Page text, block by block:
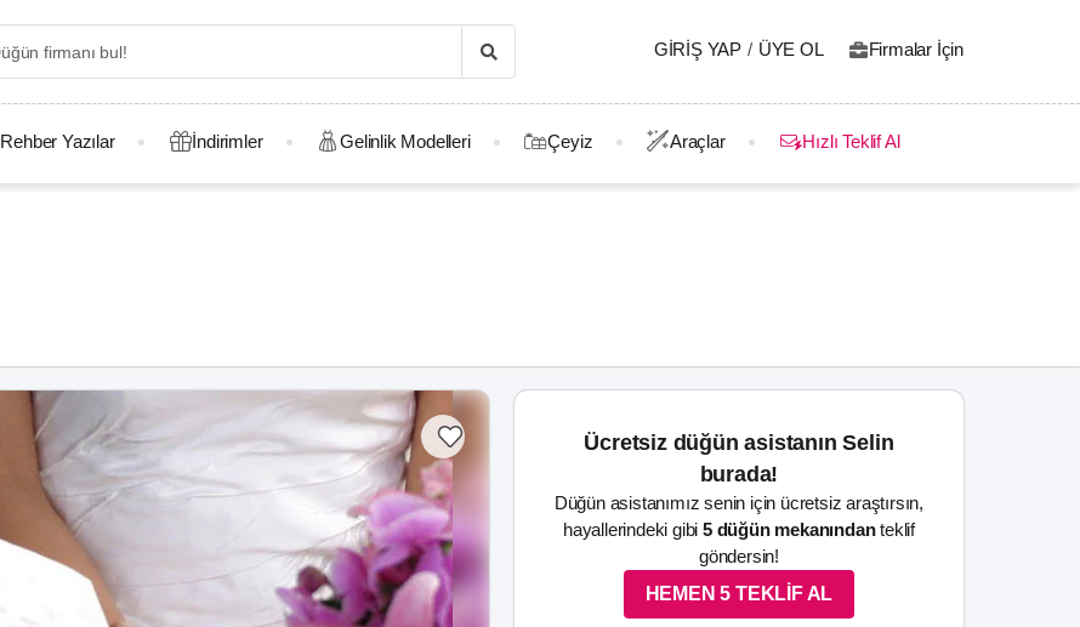
GIRIŞ YAP / ÜYE OL Firmalar İçin
Rehber Yazılar İndirimler Gelinlik Modelleri Çeyiz Araçlar Hızlı Teklif Al
Ücretsiz düğün asistanın Selin
burada!
Düğün asistanımız senin için ücretsiz araştırsın,
hayallerindeki gibi 5 düğün mekanındanteklif
göndersin!
HEMEN 5 TEKLİF AL